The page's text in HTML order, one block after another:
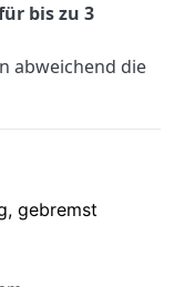
bis zu 3
abweichend die
gebremst